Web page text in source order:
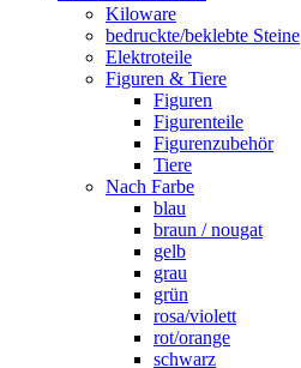
Kiloware
bedruckte/beklebte Steine
Elektroteile
Figuren & Tiere
Figuren
Figurenteile
Figurenzubehör
Tiere
Nach Farbe
blau
braun / nougat
gelb
grau
grün
rosa/violett
rot/orange
schwarz